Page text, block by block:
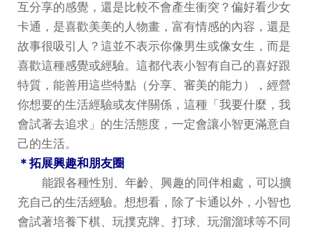
互分享的感覺，還是比較不會產生衝突？偏好看少女
卡通，是喜歡美美的人物畫，富有情感的內容，還是
故事很吸引人？這並不表示你像男生或像女生，而是
喜歡這種感覺或經驗。這都代表小智有自己的喜好跟
特質，能善用這些特點（分享、審美的能力），經營
你想要的生活經驗或友伴關係，這種「我要什麼，我
會試著去追求」的生活態度，一定會讓小智更滿意自
己的生活。
＊拓展興趣和朋友圈
能跟各種性別、年齡、興趣的同伴相處，可以擴
充自己的生活經驗。想想看，除了卡通以外，小智也
會試著培養下棋、玩撲克牌、打球、玩溜溜球等不同